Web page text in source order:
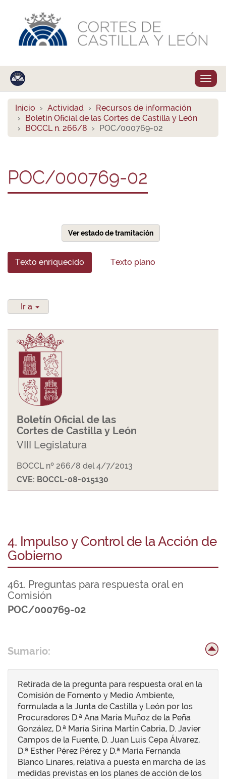
Inicio Actividad
Recursos de información
Boletín Oficial de las Cortes de Castilla y León
BOCCL n. 266/8
POC/000769-02
POC/000769-02
Ver estado de tramitación
Texto enriquecido Texto plano
Ir a
Boletín Oficial de las
Cortes de Castilla y León
VIII Legislatura
BOCCL nº 266/8 del 4/7/2013
CVE: BOCCL-08-015130
4. Impulso y Control de la Acción de
Gobierno
461. Preguntas para respuesta oral en
Comisión
POC/000769-02
Sumario:
Retirada de la pregunta para respuesta oral en la
Comisión de Fomento y Medio Ambiente,
formulada a la Junta de Castilla y León por los
Procuradores D.ª Ana María Muñoz de la Peña
González, D.ª María Sirina Martín Cabria, D. Javier
Campos de la Fuente, D. Juan Luis Cepa Álvarez,
D.ª Esther Pérez Pérez y D.ª María Fernanda
Blanco Linares, relativa a puesta en marcha de las
medidas previstas en los planes de acción de los